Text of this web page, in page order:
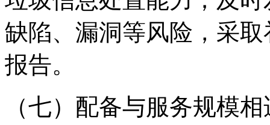
缺陷、漏洞等风险，采
报告。
（七）配备与服务规模